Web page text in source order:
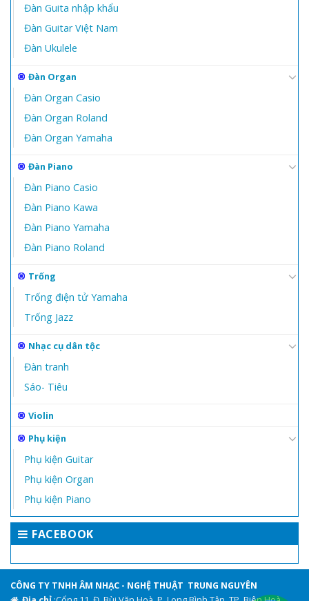
Đàn Guita nhập khẩu
Đàn Guitar Việt Nam
Đàn Ukulele
Đàn Organ
Đàn Organ Casio
Đàn Organ Roland
Đàn Organ Yamaha
Đàn Piano
Đàn Piano Casio
Đàn Piano Kawa
Đàn Piano Yamaha
Đàn Piano Roland
Trống
Trống điện tử Yamaha
Trống Jazz
Nhạc cụ dân tộc
Đàn tranh
Sáo- Tiêu
Violin
Phụ kiện
Phụ kiện Guitar
Phụ kiện Organ
Phụ kiện Piano
FACEBOOK
CÔNG TY TNHH ÂM NHẠC - NGHỆ THUẬT TRUNG NGUYÊN